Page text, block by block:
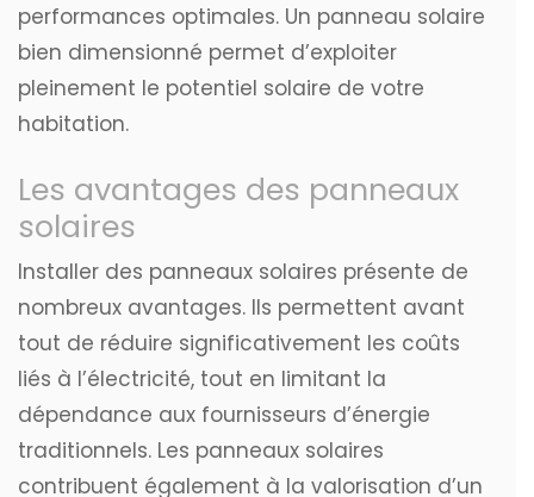
performances optimales. Un panneau solaire
bien dimensionné permet d’exploiter
pleinement le potentiel solaire de votre
habitation.
Les avantages des panneaux
solaires
Installer des panneaux solaires présente de
nombreux avantages. Ils permettent avant
tout de réduire significativement les coûts
liés à l’électricité, tout en limitant la
dépendance aux fournisseurs d’énergie
traditionnels. Les panneaux solaires
contribuent également à la valorisation d’un